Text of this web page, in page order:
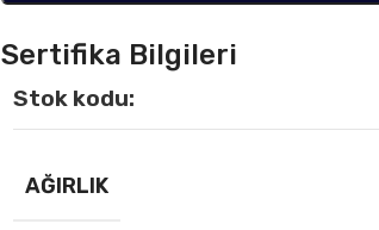
Sertifika Bilgileri
Stok kodu:
AĞIRLIK